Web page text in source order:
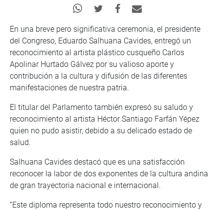
En una breve pero significativa ceremonia, el presidente
del Congreso, Eduardo Salhuana Cavides, entregó un
reconocimiento al artista plástico cusqueño Carlos
Apolinar Hurtado Gálvez por su valioso aporte y
contribución a la cultura y difusión de las diferentes
manifestaciones de nuestra patria.
El titular del Parlamento también expresó su saludo y
reconocimiento al artista Héctor Santiago Farfán Yépez
quien no pudo asistir, debido a su delicado estado de
salud.
Salhuana Cavides destacó que es una satisfacción
reconocer la labor de dos exponentes de la cultura andina
de gran trayectoria nacional e internacional.
“Este diploma representa todo nuestro reconocimiento y